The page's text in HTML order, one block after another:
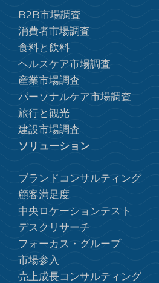
B2B市場調査
消費者市場調査
食料と飲料
ヘルスケア市場調査
産業市場調査
パーソナルケア市場調査
旅行と観光
建設市場調査
ソリューション
ブランドコンサルティング
顧客満足度
中央ロケーションテスト
デスクリサーチ
フォーカス・グループ
市場参入
売上成長コンサルティング